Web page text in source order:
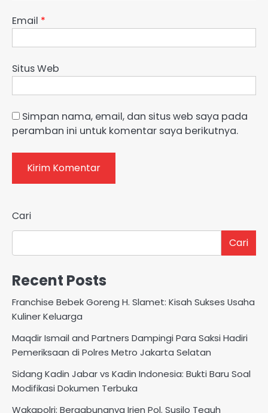
Email *
Situs Web
Simpan nama, email, dan situs web saya pada
peramban ini untuk komentar saya berikutnya.
Cari
Cari
Recent Posts
Franchise Bebek Goreng H. Slamet: Kisah Sukses Usaha
Kuliner Keluarga
Maqdir Ismail and Partners Dampingi Para Saksi Hadiri
Pemeriksaan di Polres Metro Jakarta Selatan
Sidang Kadin Jabar vs Kadin Indonesia: Bukti Baru Soal
Modifikasi Dokumen Terbuka
Wakapolri: Bergabungnya Irjen Pol. Susilo Teguh